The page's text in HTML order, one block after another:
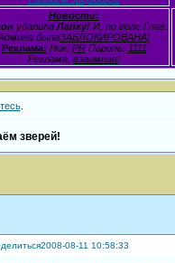
Новости:
удалилаЛапку!И, по воле Глав.
былаЗАБЛОКИРОВАНА!
Реклама: Ник: PRПароль: 1111
Реклама, взаимная!
.
зверей!
2008-08-11 10:58:33